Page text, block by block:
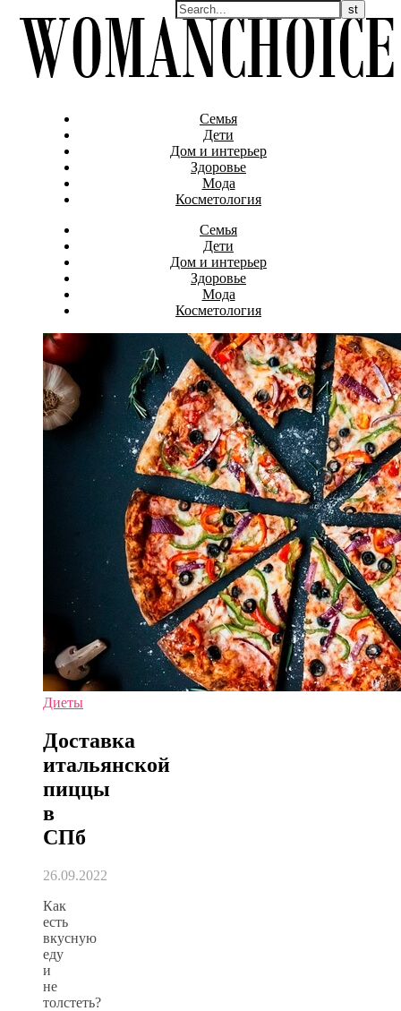
Семья
Дети
Дом и интерьер
Здоровье
Мода
Косметология
Семья
Дети
Дом и интерьер
Здоровье
Мода
Косметология
Диеты
Доставка
итальянской
пиццы
в
СПб
26.09.2022
Как
есть
вкусную
еду
и
не
толстеть?